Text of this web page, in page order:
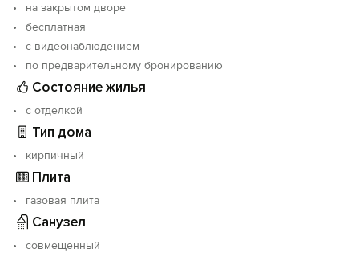
на закрытом дворе
бесплатная
с видеонаблюдением
по предварительному бронированию
Состояние жилья
с отделкой
Тип дома
кирпичный
Плита
газовая плита
Санузел
совмещенный